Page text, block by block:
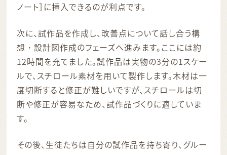
ノート］に挿入できるのが利点です。
次に、試作品を作成し、改善点について話し合う構
想・設計図作成のフェーズへ進みます。ここには約
12時間を充てました。試作品は実物の3分の1スケー
ルで、スチロール素材を用いて製作します。木材は一
度切断すると修正が難しいですが、スチロールは切
断や修正が容易なため、試作品づくりに適していま
す。
その後、生徒たちは自分の試作品を持ち寄り、グルー